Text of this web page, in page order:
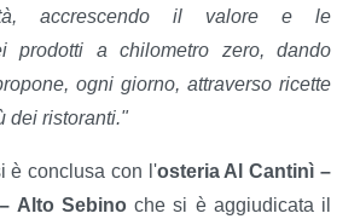
accrescendo il valore e le
prodotti a chilometro zero, dando
ogni giorno, attraverso ricette
dei ristoranti."
è conclusa con l'osteria Al Cantinì –
Alto Sebinoche si è aggiudicata il